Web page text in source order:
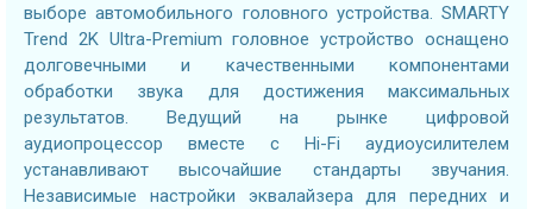
выборе автомобильного головного устройства. SMARTY
Trend 2K Ultra-Premium головное устройство оснащено
долговечными и качественными компонентами
обработки звука для достижения максимальных
результатов. Ведущий на рынке цифровой
аудиопроцессор вместе с Hi-Fi аудиоусилителем
устанавливают высочайшие стандарты звучания.
Независимые настройки эквалайзера для передних и